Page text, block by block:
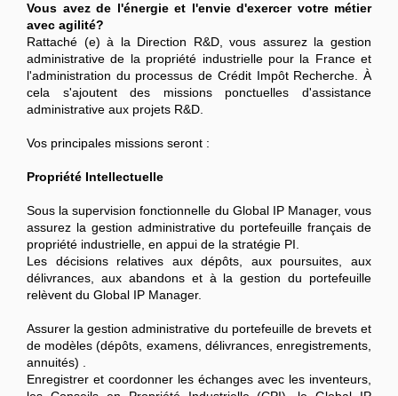
Vous avez de l'énergie et l'envie d'exercer votre métier
avec agilité?
Rattaché (e) à la Direction R&D, vous assurez la gestion
administrative de la propriété industrielle pour la France et
l'administration du processus de Crédit Impôt Recherche. À
cela s'ajoutent des missions ponctuelles d'assistance
administrative aux projets R&D.
Vos principales missions seront :
Propriété Intellectuelle
Sous la supervision fonctionnelle du Global IP Manager, vous
assurez la gestion administrative du portefeuille français de
propriété industrielle, en appui de la stratégie PI.
Les décisions relatives aux dépôts, aux poursuites, aux
délivrances, aux abandons et à la gestion du portefeuille
relèvent du Global IP Manager.
Assurer la gestion administrative du portefeuille de brevets et
de modèles (dépôts, examens, délivrances, enregistrements,
annuités) .
Enregistrer et coordonner les échanges avec les inventeurs,